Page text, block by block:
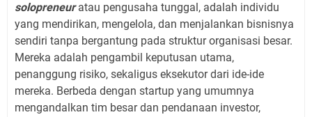
solopreneuratau pengusaha tunggal, adalah individu
yang mendirikan, mengelola, dan menjalankan bisnisnya
sendiri tanpa bergantung pada struktur organisasi besar.
Mereka adalah pengambil keputusan utama,
penanggung risiko, sekaligus eksekutor dari ide-ide
mereka. Berbeda dengan startup yang umumnya
mengandalkan tim besar dan pendanaan investor,